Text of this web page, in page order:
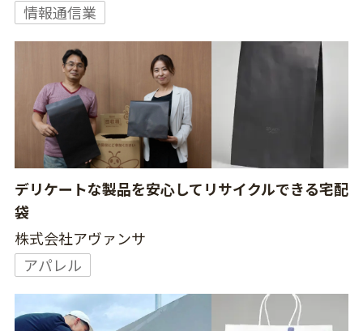
情報通信業
デリケートな製品を安心してリサイクルできる宅配
袋
株式会社アヴァンサ
アパレル